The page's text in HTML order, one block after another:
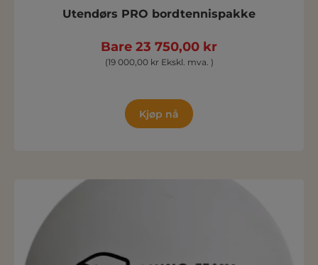
Utendørs PRO bordtennispakke
Bare 23 750,00 kr
(19 000,00 kr Ekskl. mva. )
Kjøp nå